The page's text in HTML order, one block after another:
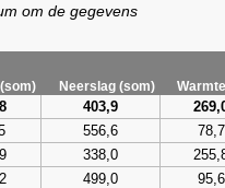
om de gegevens
Neerslag (som)
403,9
556,6 78,7
338,0
499,0 95,6